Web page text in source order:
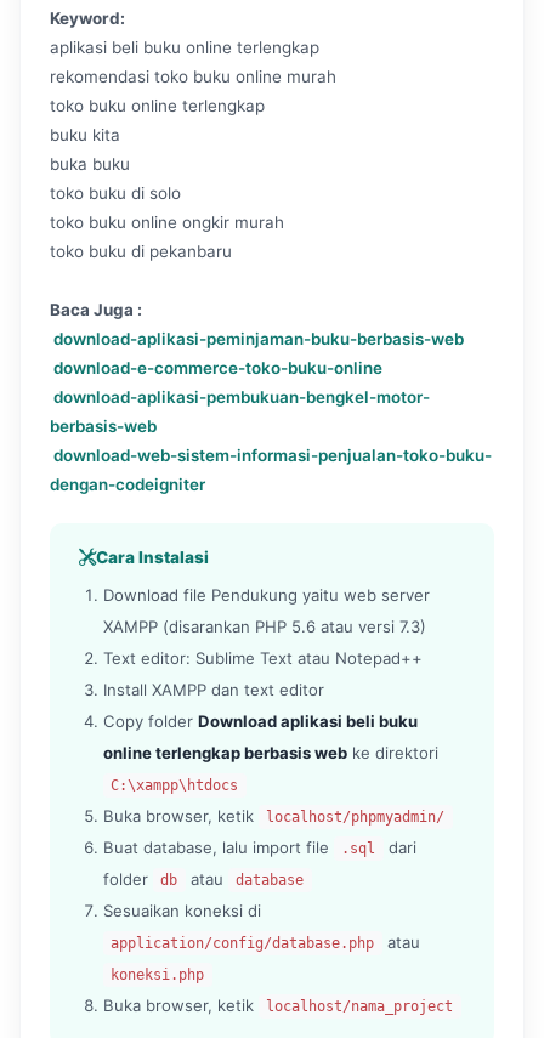
Keyword:
aplikasi beli buku online terlengkap
rekomendasi toko buku online murah
toko buku online terlengkap
buku kita
buka buku
toko buku di solo
toko buku online ongkir murah
toko buku di pekanbaru
Baca Juga :
download-aplikasi-peminjaman-buku-berbasis-web
download-e-commerce-toko-buku-online
download-aplikasi-pembukuan-bengkel-motor-
berbasis-web
download-web-sistem-informasi-penjualan-toko-buku-
dengan-codeigniter
Cara Instalasi
Download file Pendukung yaitu web server
XAMPP (disarankan PHP 5.6 atau versi 7.3)
Text editor: Sublime Text atau Notepad++
Install XAMPP dan text editor
Copy folder Download aplikasi beli buku
online terlengkap berbasis web ke direktori
C:\xampp\htdocs
Buka browser, ketik localhost/phpmyadmin/
Buat database, lalu import file .sql
dari
folder
db atau database
Sesuaikan koneksi di
application/config/database.php atau
koneksi.php
Buka browser, ketik localhost/nama_project